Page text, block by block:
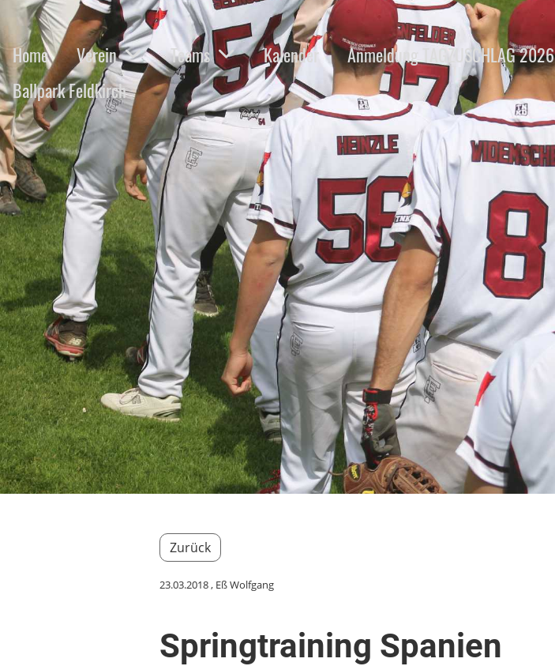
Home Verein Teams Kalender Anmeldung TAGZUSCHLAG 2026
Ballpark Feldkirch
Zurück
23.03.2018, Eß Wolfgang
Springtraining Spanien